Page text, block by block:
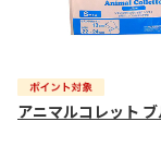
アニマルコレット ブ